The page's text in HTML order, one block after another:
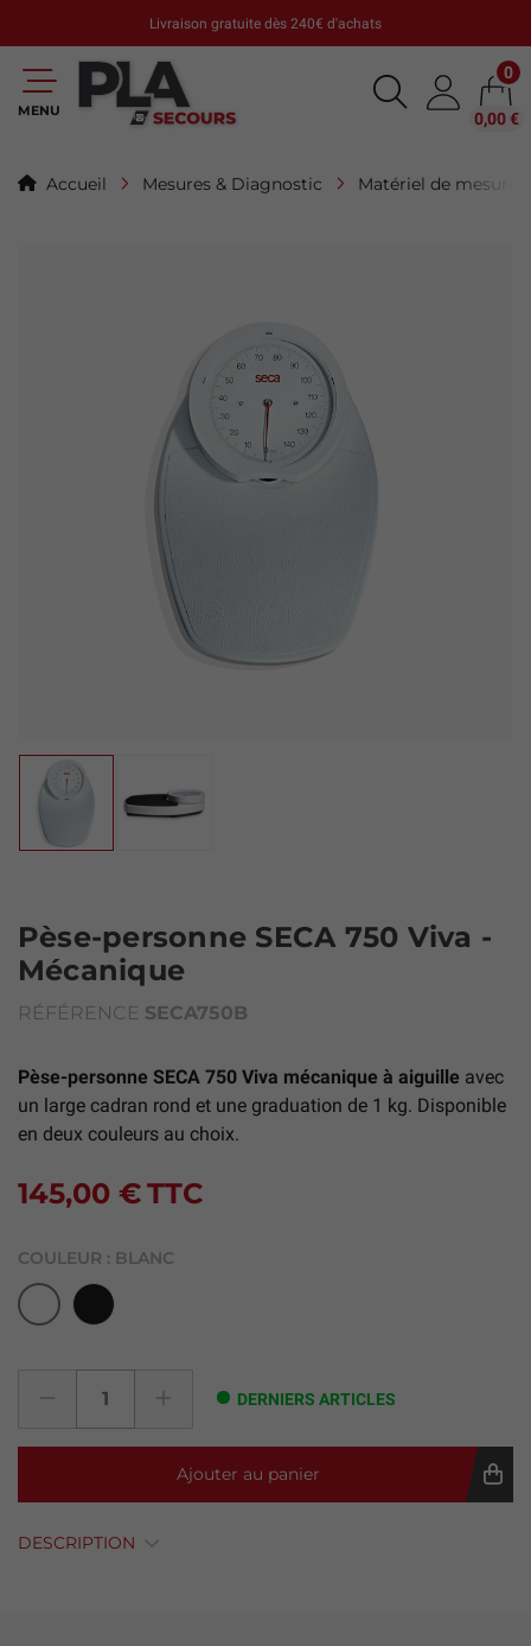
Livraison gratuite dès 240€ d'achats
MENU
0
0,00 €
Accueil Mesures & Diagnostic Matériel de mesure
Pèse-personne SECA 750 Viva -
Mécanique
RÉFÉRENCE SECA750B
Pèse-personne SECA 750 Viva mécanique à aiguille avec
un large cadran rond et une graduation de 1 kg. Disponible
en deux couleurs au choix.
145,00 €TTC
COULEUR : BLANC
Blanc Noir
DERNIERS ARTICLES
Ajouter au panier
DESCRIPTION